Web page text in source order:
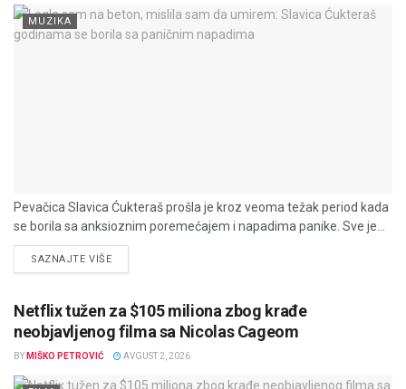
MUZIKA
Pevačica Slavica Ćukteraš prošla je kroz veoma težak period kada
se borila sa anksioznim poremećajem i napadima panike. Sve je...
SAZNAJTE VIŠEDETAILS
Netflix tužen za $105 miliona zbog krađe
neobjavljenog filma sa Nicolas Cageom
BY MIŠKO PETROVIĆ AVGUST 2, 2026